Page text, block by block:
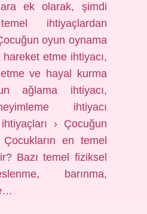
ek olarak, şimdi
ihtiyaçlardan
oyun oynama
etme ihtiyacı,
ve hayal kurma
ağlama ihtiyacı,
ihtiyacı
› Çocuğun
en temel
Bazı temel fiziksel
barınma,